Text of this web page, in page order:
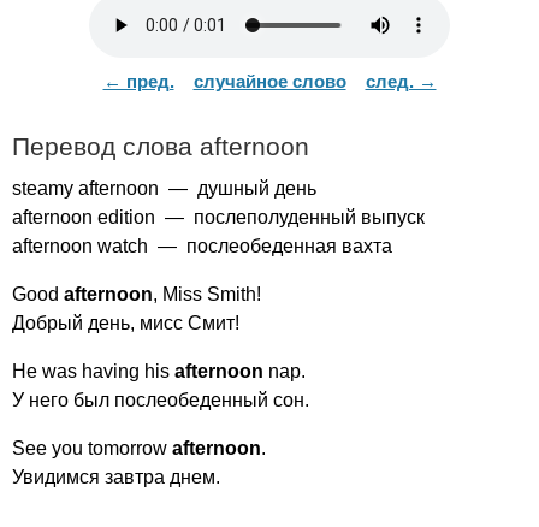
← пред. случайное слово след. →
Перевод слова afternoon
steamy afternoon — душный день
afternoon edition — послеполуденный выпуск
afternoon watch — послеобеденная вахта
Good afternoon, Miss Smith!
Добрый день, мисс Смит!
He was having his afternoon nap.
У него был послеобеденный сон.
See you tomorrow afternoon.
Увидимся завтра днем.